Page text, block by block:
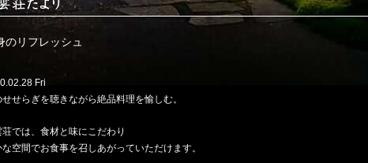
のリフレッシュ
Fri
せらぎを聴きながら絶品料理を愉しむ。
荘では、食材と味にこだわり
な空間でお食事を召しあがっていただけます。